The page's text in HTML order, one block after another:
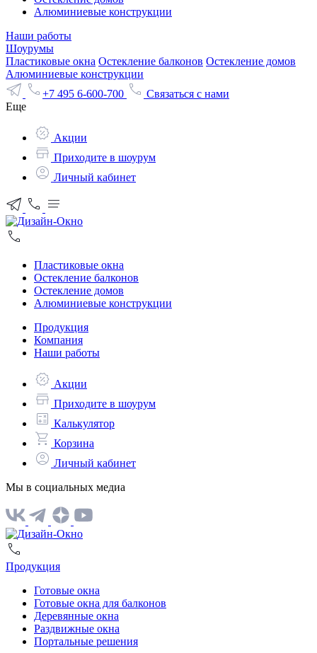
Алюминиевые конструкции
Наши работы
Шоурумы
Пластиковые окна Остекление балконов Остекление домов
Алюминиевые конструкции
+7 495 6-600-700
Связаться с нами
Еще
Акции
Приходите в шоурум
Личный кабинет
Пластиковые окна
Остекление балконов
Остекление домов
Алюминиевые конструкции
Продукция
Компания
Наши работы
Акции
Приходите в шоурум
Калькулятор
Корзина
Личный кабинет
Мы в социальных медиа
Продукция
Готовые окна
Готовые окна для балконов
Деревянные окна
Раздвижные окна
Портальные решения